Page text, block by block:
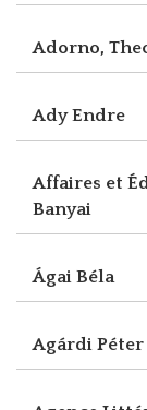
Adorno,
Ady Endre
Affaires et
Banyai
Ágai Béla
Agárdi Péter